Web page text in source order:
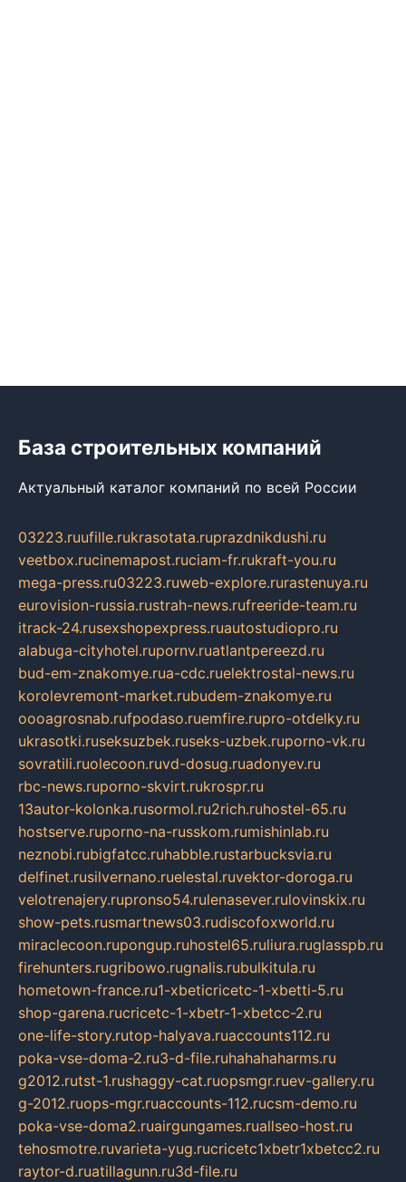
База строительных компаний
Актуальный каталог компаний по всей России
03223.ruufille.rukrasotata.ruprazdnikdushi.ru
veetbox.rucinemapost.ruciam-fr.rukraft-you.ru
mega-press.ru03223.ruweb-explore.rurastenuya.ru
eurovision-russia.rustrah-news.rufreeride-team.ru
itrack-24.rusexshopexpress.ruautostudiopro.ru
alabuga-cityhotel.rupornv.ruatlantpereezd.ru
bud-em-znakomye.rua-cdc.ruelektrostal-news.ru
korolevremont-market.rubudem-znakomye.ru
oooagrosnab.rufpodaso.ruemfire.rupro-otdelky.ru
ukrasotki.ruseksuzbek.ruseks-uzbek.ruporno-vk.ru
sovratili.ruolecoon.ruvd-dosug.ruadonyev.ru
rbc-news.ruporno-skvirt.rukrospr.ru
13autor-kolonka.rusormol.ru2rich.ruhostel-65.ru
hostserve.ruporno-na-russkom.rumishinlab.ru
neznobi.rubigfatcc.ruhabble.rustarbucksvia.ru
delfinet.rusilvernano.ruelestal.ruvektor-doroga.ru
velotrenajery.rupronso54.rulenasever.rulovinskix.ru
show-pets.rusmartnews03.rudiscofoxworld.ru
miraclecoon.rupongup.ruhostel65.ruliura.ruglasspb.ru
firehunters.rugribowo.rugnalis.rubulkitula.ru
hometown-france.ru1-xbeticricetc-1-xbetti-5.ru
shop-garena.rucricetc-1-xbetr-1-xbetcc-2.ru
one-life-story.rutop-halyava.ruaccounts112.ru
poka-vse-doma-2.ru3-d-file.ruhahahaharms.ru
g2012.rutst-1.rushaggy-cat.ruopsmgr.ruev-gallery.ru
g-2012.ruops-mgr.ruaccounts-112.rucsm-demo.ru
poka-vse-doma2.ruairgungames.ruallseo-host.ru
tehosmotre.ruvarieta-yug.rucricetc1xbetr1xbetcc2.ru
raytor-d.ruatillagunn.ru3d-file.ru